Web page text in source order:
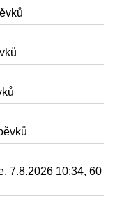
7.8.2026 10:34, 60